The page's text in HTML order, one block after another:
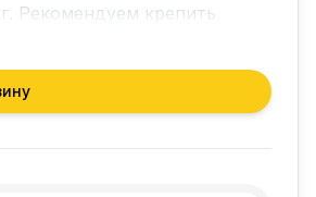
Рекомендуем крепить